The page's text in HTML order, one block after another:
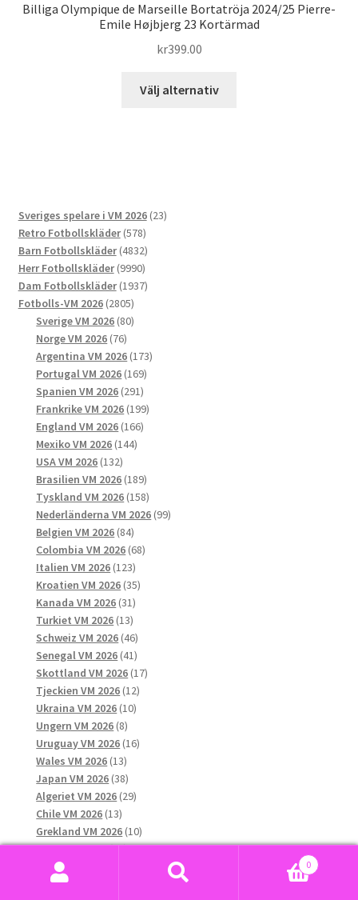
Billiga Olympique de Marseille Bortatröja 2024/25 Pierre-
Emile Højbjerg 23 Kortärmad
kr399.00
Välj alternativ
Sveriges spelare i VM 2026 2323
Retro Fotbollskläder 578578
produkter
Barn Fotbollskläder 48324832
produkter
Herr Fotbollskläder 99909990
produkter
Dam Fotbollskläder 19371937
Fotbolls-VM 2026 28052805
produkter
Sverige VM 2026 8080
Norge VM 2026 7676
produkter
Argentina VM 2026 173173
Portugal VM 2026 169169
Spanien VM 2026 291291
produkter
Frankrike VM 2026 199199
England VM 2026 166166
Mexiko VM 2026 144144
USA VM 2026 132132
produkter
Brasilien VM 2026 189189
produkter
Tyskland VM 2026 158158
produkter
Nederländerna VM 2026 9999
Belgien VM 2026 8484
produkter
Colombia VM 2026 6868
Italien VM 2026 123123
produkter
Kroatien VM 2026 3535
Kanada VM 2026 3131
produkter
Turkiet VM 2026 1313
produkter
Schweiz VM 2026 4646
produkter
Senegal VM 2026 4141
produkter
Skottland VM 2026 1717
Tjeckien VM 2026 1212
Ukraina VM 2026 1010
Ungern VM 2026 88
produkter
Uruguay VM 2026 1616
Wales VM 2026 1313
produkter
Japan VM 2026 3838
produkter
Algeriet VM 2026 2929
Chile VM 2026 1313
produkter
Grekland VM 2026 1010
produkter
Qatar VM 2026 1313
produkter
Nya Zeeland VM 2026
produkter
Nordirland VM 2026
0